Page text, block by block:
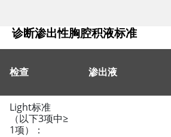
诊断渗出性胸腔积液标准
诊断渗出性胸腔积液标准
检查 渗出液
Light标准
（以下3项中≥
1项）：